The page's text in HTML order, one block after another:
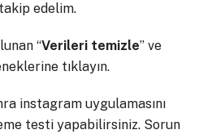
edelim.
“Verileri temizle” ve
tıklayın.
instagram uygulamasını
testi yapabilirsiniz. Sorun